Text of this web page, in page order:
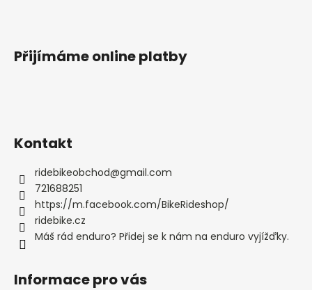
Přijímáme online platby
Kontakt
ridebikeobchod@gmail.com
721688251
https://m.facebook.com/BikeRideshop/
ridebike.cz
Máš rád enduro? Přidej se k nám na enduro vyjížďky.
Informace pro vás